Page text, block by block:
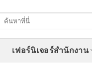
ค้นหา:
เฟอร์นิเจอร์สำนักงาน